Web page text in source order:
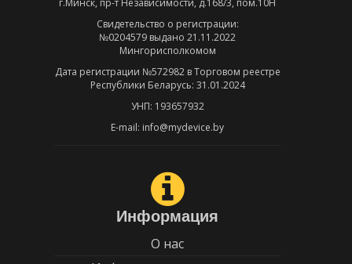
г.Минск, пр-т Независимости, д.168/3, пом.10Н
Свидетельство о регистрации:
№0204579 выдано 21.11.2022
Мингорисполкомом
Дата регистрации №572982 в Торговом реестре
Республики Беларусь: 31.01.2024
УНП: 193657932
E-mail: info@mydevice.by
Информация
О нас